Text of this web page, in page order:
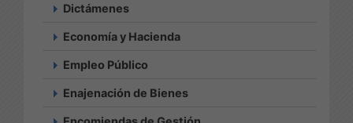
Dictámenes
Economía y Hacienda
Empleo Público
Enajenación de Bienes